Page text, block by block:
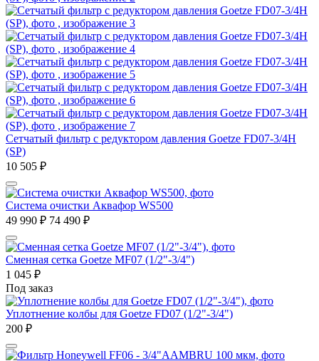
Сетчатый фильтр с редуктором давления Goetze FD07-3/4H
(SP)
10 505 ₽
Система очистки Аквафор WS500
49 990 ₽ 74 490 ₽
Сменная сетка Goetze MF07 (1/2"-3/4")
1 045 ₽
Под заказ
Уплотнение колбы для Goetze FD07 (1/2"-3/4")
200 ₽